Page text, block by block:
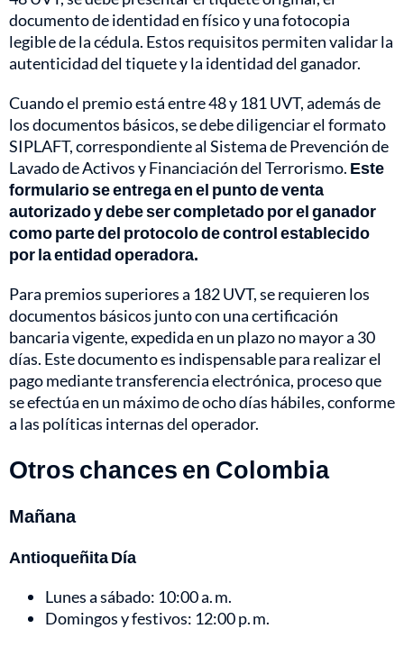
documento de identidad en físico y una fotocopia
legible de la cédula. Estos requisitos permiten validar la
autenticidad del tiquete y la identidad del ganador.
Cuando el premio está entre 48 y 181 UVT, además de
los documentos básicos, se debe diligenciar el formato
SIPLAFT, correspondiente al Sistema de Prevención de
Lavado de Activos y Financiación del Terrorismo. Este
formulario se entrega en el punto de venta
autorizado y debe ser completado por el ganador
como parte del protocolo de control establecido
por la entidad operadora.
Para premios superiores a 182 UVT, se requieren los
documentos básicos junto con una certificación
bancaria vigente, expedida en un plazo no mayor a 30
días. Este documento es indispensable para realizar el
pago mediante transferencia electrónica, proceso que
se efectúa en un máximo de ocho días hábiles, conforme
a las políticas internas del operador.
Otros chances en Colombia
Mañana
Antioqueñita Día
Lunes a sábado: 10:00 a. m.
Domingos y festivos: 12:00 p. m.